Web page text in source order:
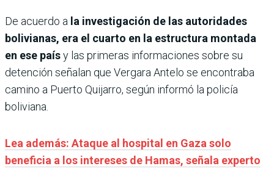
De acuerdo a la investigación de las autoridades
bolivianas, era el cuarto en la estructura montada
en ese paísy las primeras informaciones sobre su
detención señalan que Vergara Antelo se encontraba
camino a Puerto Quijarro, según informó la policía
boliviana.
Lea además: Ataque al hospital en Gaza solo
beneficia a los intereses de Hamas, señala experto